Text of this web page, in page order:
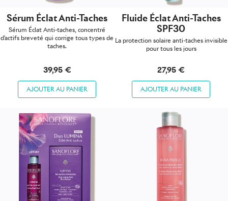
Sérum Éclat Anti-Taches
Sérum Éclat Anti-taches, concentré
d'actifs breveté qui corrige tous types de
taches.
39,95 €
AJOUTER AU PANIER
Fluide Éclat Anti-Taches
SPF30
La protection solaire anti-taches invisible
pour tous les jours
27,95 €
AJOUTER AU PANIER